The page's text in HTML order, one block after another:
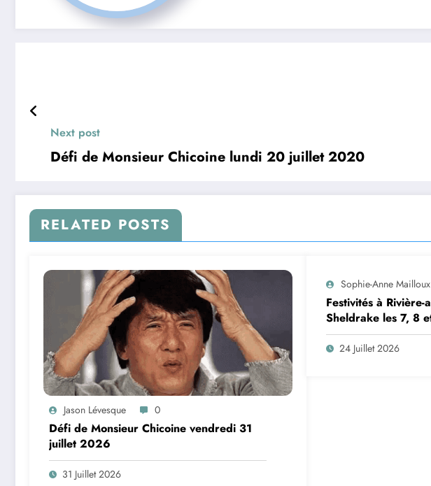
Next post
Défi de Monsieur Chicoine lundi 20 juillet 2020
RELATED POSTS
Jason Lévesque 0
Défi de Monsieur Chicoine vendredi 31
juillet 2026
31 Juillet 2026
Sophie-Anne Mailloux
Festivités à Rivière-
Sheldrake les 7, 8
24 Juillet 2026